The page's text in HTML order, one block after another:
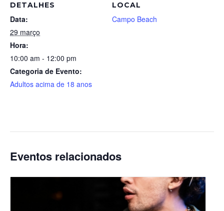
DETALHES
Data:
29 março
Hora:
10:00 am - 12:00 pm
Categoria de Evento:
Adultos acima de 18 anos
LOCAL
Campo Beach
Eventos relacionados